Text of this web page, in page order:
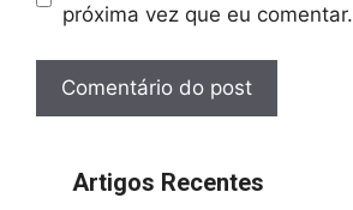
próxima vez que eu comentar.
Artigos Recentes